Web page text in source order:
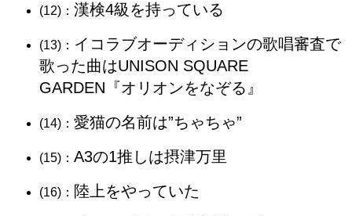
(12)： 漢検4級を持っている
(13)： イコラブオーディションの歌唱審査で
歌った曲はUNISON SQUARE
GARDEN『オリオンをなぞる』
(14)： 愛猫の名前は”ちゃちゃ”
(15)： A3の1推しは摂津万里
(16)： 陸上をやっていた